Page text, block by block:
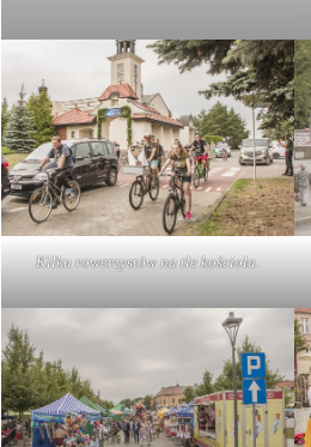
Kilku rowerzystów na tle kościoła.